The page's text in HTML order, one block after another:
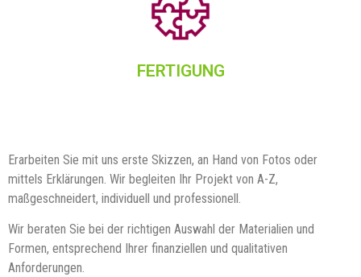
FERTIGUNG
Erarbeiten Sie mit uns erste Skizzen, an Hand von Fotos oder
mittels Erklärungen. Wir begleiten Ihr Projekt von A-Z,
maßgeschneidert, individuell und professionell.
Wir beraten Sie bei der richtigen Auswahl der Materialien und
Formen, entsprechend Ihrer finanziellen und qualitativen
Anforderungen.